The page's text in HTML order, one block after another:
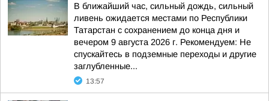
В ближайший час, сильный дождь, сильный
ливень ожидается местами по Республики
Татарстан с сохранением до конца дня и
вечером 9 августа 2026 г. Рекомендуем: Не
спускайтесь в подземные переходы и другие
заглубленные...
13:57